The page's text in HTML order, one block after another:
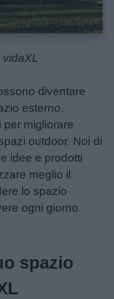
diventare
esterno.
migliorare
outdoor. Noi di
idee e prodotti
meglio il
lo spazio
ogni giorno.
spazio